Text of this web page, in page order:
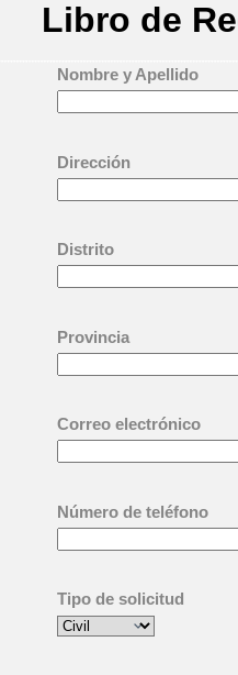
Libro de
Nombre y Apellido
Dirección
Distrito
Provincia
Correo electrónico
Número de teléfono
Tipo de solicitud